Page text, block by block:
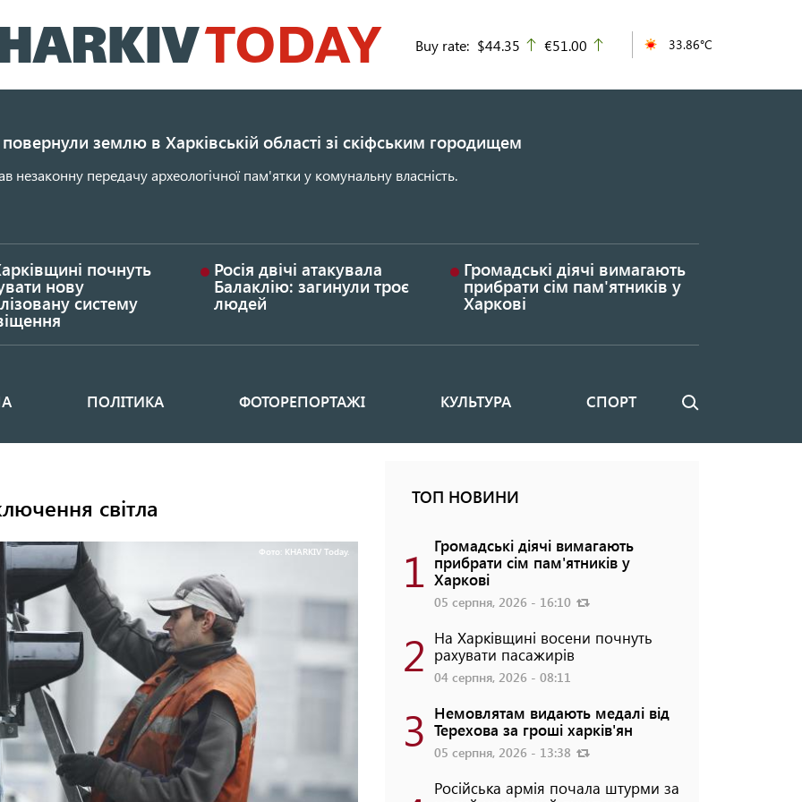
до
основного
Buy rate: $44.35 up
€51.00 33.86°C
землю в Харківській області зі скіфським городищем
незаконну передачу археологічної пам'ятки у комунальну власність.
почнуть
нову
систему
Росія двічі атакувала
Балаклію: загинули троє
людей
Громадські діячі вимагають
прибрати сім пам'ятників у
Харкові
ПОЛІТИКА ФОТОРЕПОРТАЖІ КУЛЬТУРА СПОРТ Пошук
світла
Фото: KHARKIV Today.
ТОП НОВИНИ
1 Громадські діячі вимагають
прибрати сім пам'ятників у
Харкові
05 серпня, 2026 - 16:10
2 На Харківщині восени почнуть
рахувати пасажирів
04 серпня, 2026 - 08:11
3 Немовлятам видають медалі від
Терехова за гроші харків'ян
05 серпня, 2026 - 13:38
Російська армія почала штурми за